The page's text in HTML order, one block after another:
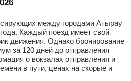
между городами Атырау
Каждый поезд имеет свой
движения. Однако бронирование
за 120 дней до отправления
о вокзалах отправления и
в пути, ценах на скорые и